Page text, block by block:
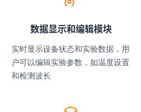
数据显示和编辑模块
实时显示设备状态和实验数据，用
户可以编辑实验参数，如温度设置
和检测波长